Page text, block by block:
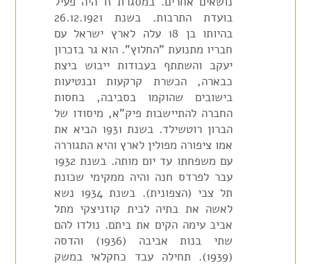
בועדת התרבות. בשנת 26.12.1921
בהיותו בן 18 עלה לארץ ישראל עם
חבריו מתנועת "החלוץ". הוא גר בזכרון
יעקב והשתתף בעבודות ייבוש ביצת
כבארה, הכשרת קרקעות ובנטיעות
בישובים שהוקמו בסביבה, בחסות
החברה להתיישבות פיק"א, מיסודו של
הברון רוטשילד. בשנת 1931 הביא את
אמו ציפורה מפולין לארץ והיא התגוררה
עם משפחתו עד יום מותה. בשנת 1932
עבר לפרדס חנה והיה ממקימי שכונת
תל צבי (הצפונית). בשנת 1934 נשא
לאשה את בתיה לבית קוזניצקי מתל
אביב עימה הקים את ביתם. נולדו להם
שתי בנות אביבה (1936) והדסה
(1939). תחילה עבד כחקלאי במשק